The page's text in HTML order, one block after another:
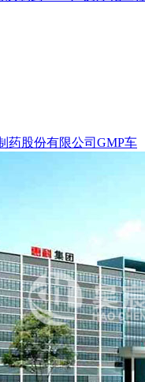
药股份有限公司GMP车